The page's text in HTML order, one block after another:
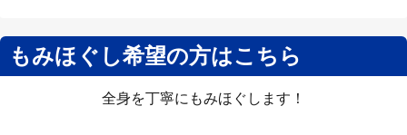
もみほぐし希望の方はこちら
全身を丁寧にもみほぐします！